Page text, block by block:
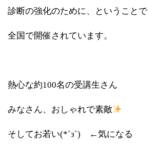
診断の強化のために、ということで
全国で開催されています。
熱心な約100名の受講生さん
みなさん、おしゃれで素敵
そしてお若い(*´з`) ←気になる